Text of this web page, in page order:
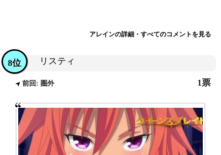
アレインの詳細・すべてのコメントを見る
リスティ
8位
前回: 圏外 1票